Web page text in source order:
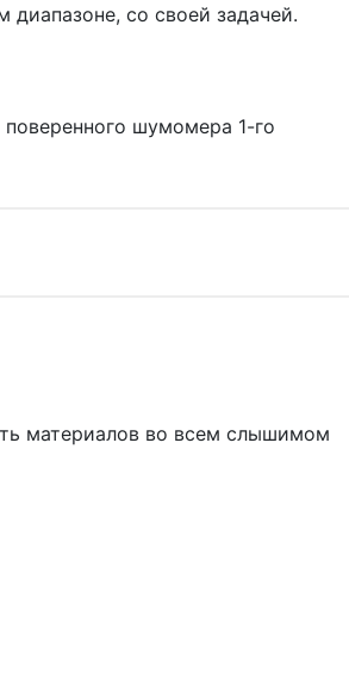
со своей задачей.
шумомера 1-го
материалов во всем слышимом